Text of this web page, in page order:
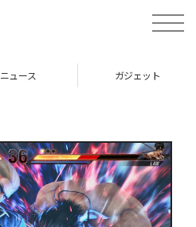
toggle
ニュース ガジェット